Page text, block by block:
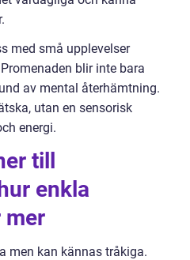
med små upplevelser
blir inte bara
av mental återhämtning.
utan en sensorisk
energi.
till
enkla
mer
men kan kännas tråkiga.